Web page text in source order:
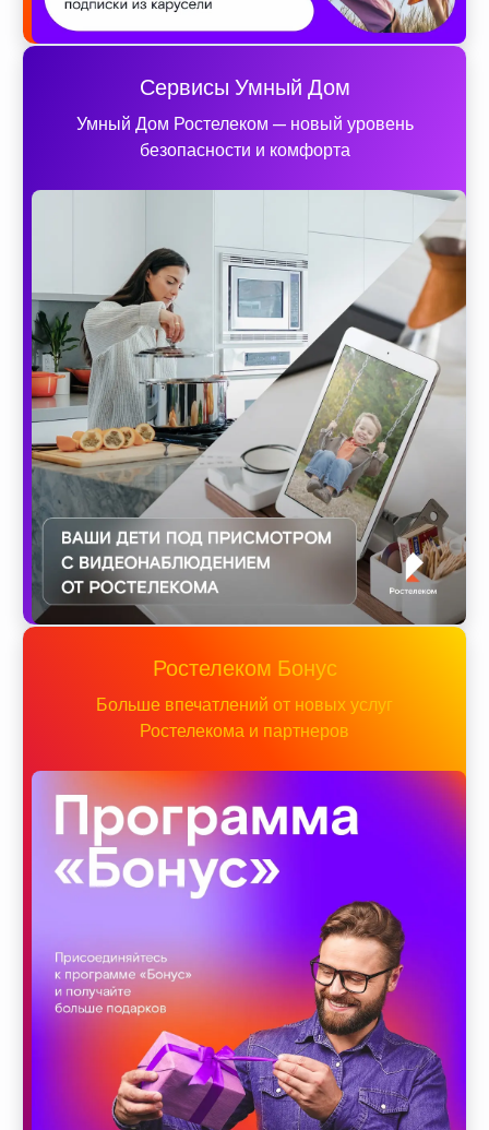
Сервисы Умный Дом
Умный Дом Ростелеком — новый уровень
безопасности и комфорта
Ростелеком Бонус
Больше впечатлений от новых услуг
Ростелекома и партнеров